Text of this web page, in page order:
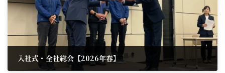
入社式・全社総会【2026年春】